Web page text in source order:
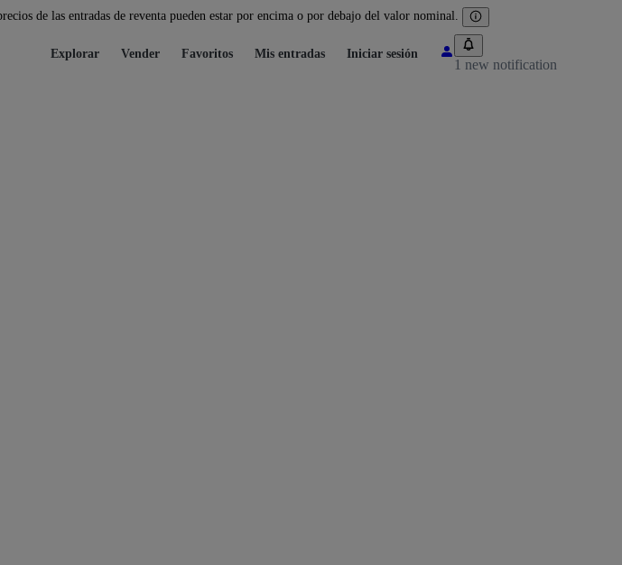
de las entradas de reventa pueden estar por encima o por debajo del valor nominal.
Explorar Vender Favoritos Mis entradas Iniciar sesión
1 new notification